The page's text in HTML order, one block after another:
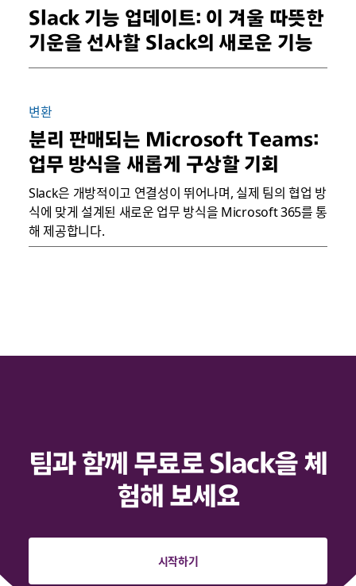
Slack 기능 업데이트: 이 겨울 따뜻한
기운을 선사할 Slack의 새로운 기능
변환
분리 판매되는 Microsoft Teams:
업무 방식을 새롭게 구상할 기회
Slack은 개방적이고 연결성이 뛰어나며, 실제 팀의 협업 방
식에 맞게 설계된 새로운 업무 방식을 Microsoft 365를 통
해 제공합니다.
팀과 함께 무료로 Slack을 체
험해 보세요
시작하기